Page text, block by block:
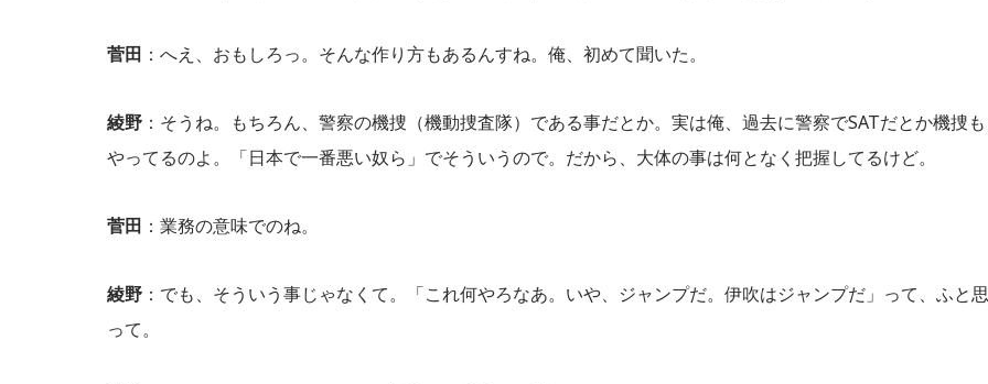
菅田 ：へえ、おもしろっ。そんな作り方もあるんすね。俺、初めて聞いた。
綾野 ：そうね。もちろん、警察の機捜（機動捜査隊）である事だとか。実は俺、過去に警察でSATだとか機捜も
やってるのよ。「日本で一番悪い奴ら」でそういうので。だから、大体の事は何となく把握してるけど。
菅田 ：業務の意味でのね。
綾野 ：でも、そういう事じゃなくて。「これ何やろなあ。いや、ジャンプだ。伊吹はジャンプだ」って、ふと思
って。